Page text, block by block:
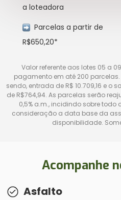
a loteadora
Parcelas a partir de
R$650,20*
Valor referente aos lotes 05 a
pagamento em até 200 parcelas.
sendo, entrada de R$ 10.709,16 e o
de R$764,94. As parcelas serão
0,5% a.m., incidindo sobre todo
consideração a data base da
disponibilidade.
Acompanhe
Asfalto